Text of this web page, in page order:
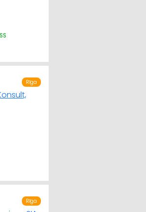
Rīga
Rīga